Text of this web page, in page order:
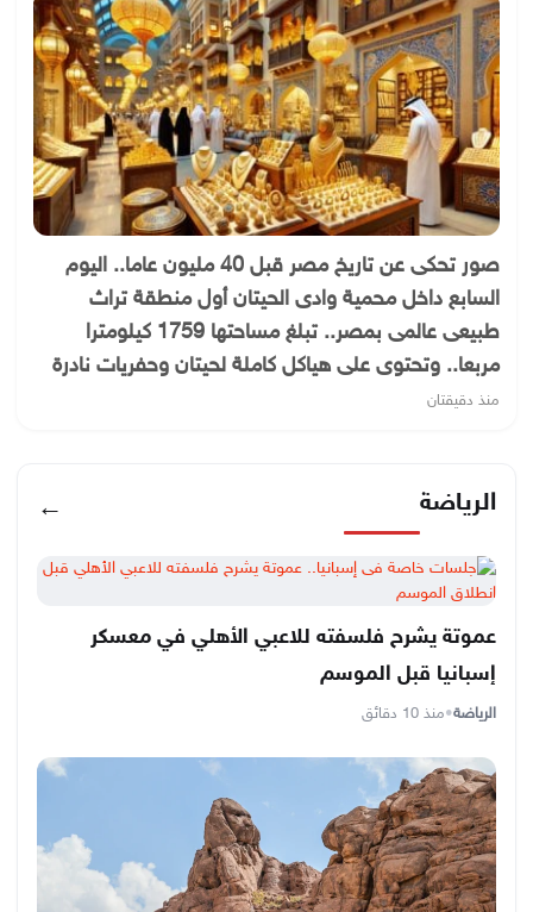
صور تحكى عن تاريخ مصر قبل 40 مليون عاما.. اليوم
السابع داخل محمية وادى الحيتان أول منطقة تراث
طبيعى عالمى بمصر.. تبلغ مساحتها 1759 كيلومترا
مربعا.. وتحتوى على هياكل كاملة لحيتان وحفريات نادرة
منذ دقيقتان
الرياضة ←
عموتة يشرح فلسفته للاعبي الأهلي في معسكر
إسبانيا قبل الموسم
الرياضة•منذ 10 دقائق